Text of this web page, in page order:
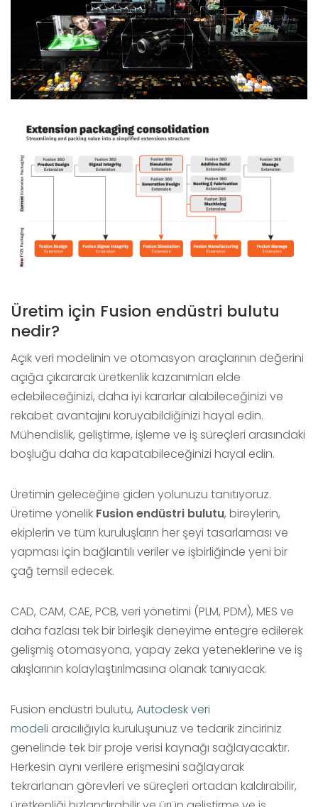
Üretim için Fusion endüstri bulutu
nedir?
Açık veri modelinin ve otomasyon araçlarının değerini
açığa çıkararak üretkenlik kazanımları elde
edebileceğinizi, daha iyi kararlar alabileceğinizi ve
rekabet avantajını koruyabildiğinizi hayal edin.
Mühendislik, geliştirme, işleme ve iş süreçleri arasındaki
boşluğu daha da kapatabileceğinizi hayal edin.
Üretimin geleceğine giden yolunuzu tanıtıyoruz.
Üretime yönelik Fusion endüstri bulutu, bireylerin,
ekiplerin ve tüm kuruluşların her şeyi tasarlaması ve
yapması için bağlantılı veriler ve işbirliğinde yeni bir
çağ temsil edecek.
CAD, CAM, CAE, PCB, veri yönetimi (PLM, PDM), MES ve
daha fazlası tek bir birleşik deneyime entegre edilerek
gelişmiş otomasyona, yapay zeka yeteneklerine ve iş
akışlarının kolaylaştırılmasına olanak tanıyacak.
Fusion endüstri bulutu, Autodesk veri
modeli aracılığıyla kuruluşunuz ve tedarik zinciriniz
genelinde tek bir proje verisi kaynağı sağlayacaktır.
Herkesin aynı verilere erişmesini sağlayarak
tekrarlanan görevleri ve süreçleri ortadan kaldırabilir,